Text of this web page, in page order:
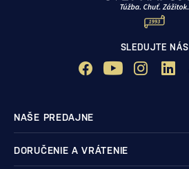
SLEDUJTE NÁS
NAŠE PREDAJNE
DORUČENIE A VRÁTENIE